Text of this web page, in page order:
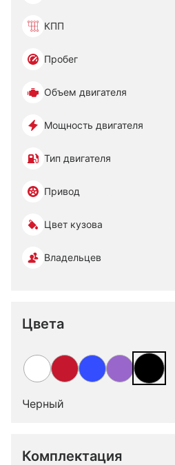
КПП
Пробег
Объем двигателя
Мощность двигателя
Тип двигателя
Привод
Цвет кузова
Владельцев
Цвета
Черный
Комплектация